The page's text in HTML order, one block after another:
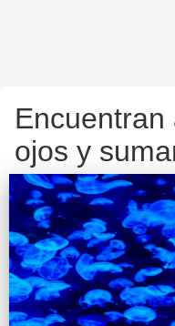
ojos y